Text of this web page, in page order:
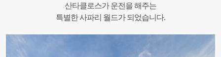
산타클로스가 운전을 해주는
특별한 사파리 월드가 되었습니다.